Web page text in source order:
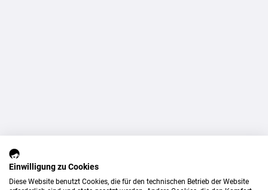
Einwilligung zu Cookies
Diese Website benutzt Cookies, die für den technischen Betrieb der Website